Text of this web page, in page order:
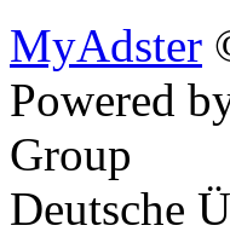
MyAdster
Powered
Group
Deutsche